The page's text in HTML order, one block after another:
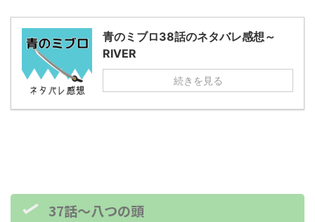
青のミブロ38話のネタバレ感想～
RIVER
続きを見る
37話～八つの頭